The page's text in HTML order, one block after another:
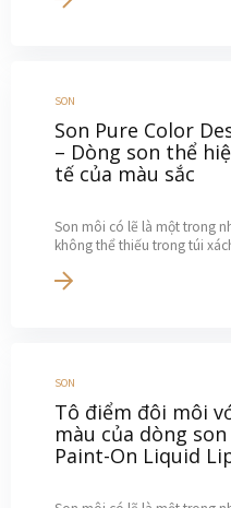
SON
Son Pure Color
– Dòng son thể
tế của màu sắc
Son môi có lẽ là một trong
không thể thiếu trong túi
SON
Tô điểm đôi môi
màu của dòng
Paint-On Liquid